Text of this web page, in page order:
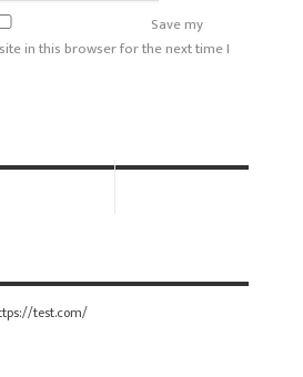
Save my
in this browser for the next time I
test.com/